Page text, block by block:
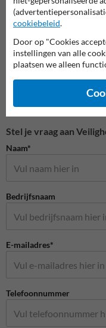
Stel je vraag aan
Naam*
Bedrijfsnaam
E-mailadres*
Telefoonnummer
cookiebeleid.
Door op "Cookies
instellingen van alle
plaatsen we alleen